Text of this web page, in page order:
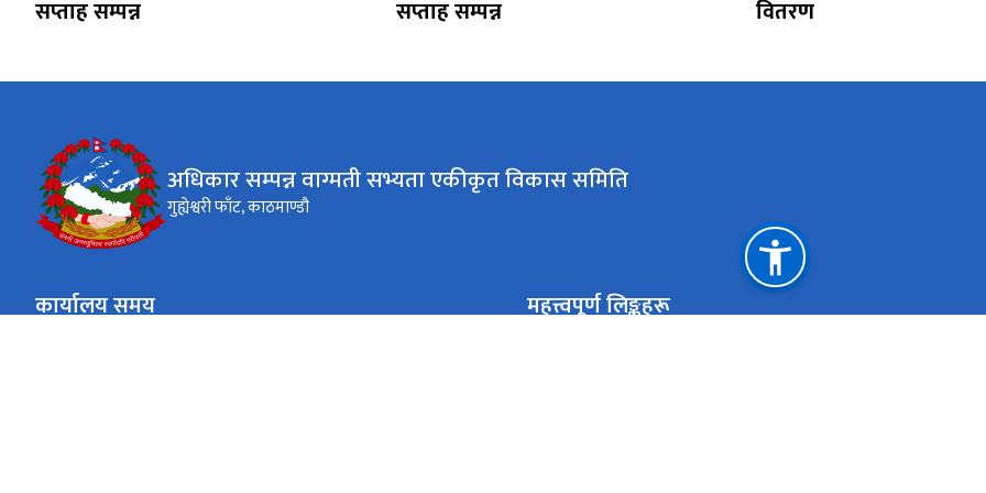
सप्ताह सम्पन्न
सप्ताह सम्पन्न
वितरण
अधिकार सम्पन्न वाग्मती सभ्यता एकीकृत विकास समिति
गुह्येश्वरी फाँट, काठमाण्डौ
कार्यालय समय महत्त्वपूर्ण लिङ्कहरू